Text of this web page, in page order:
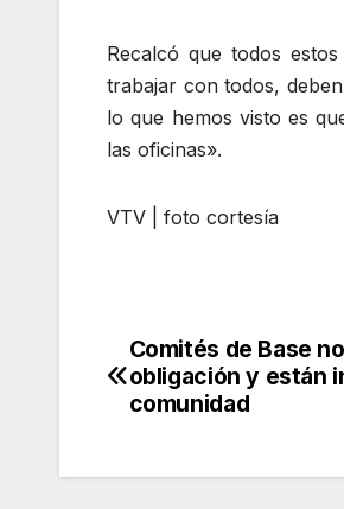
Recalcó que todos
trabajar con todos,
lo que hemos visto es
las oficinas».
VTV | foto cortesía
Navegación
de
Comités de Base
obligación y están
comunidad